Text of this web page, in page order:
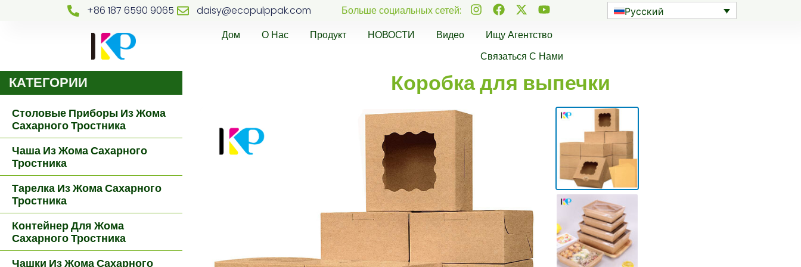
+86 187 6590 9065 daisy@ecopulppak.com Больше социальных сетей: Русский
Дом О Нас Продукт НОВОСТИ Видео
Ищу Агентство
Связаться С Нами
КАТЕГОРИИ
Столовые Приборы Из Жома
Сахарного Тростника
Чаша Из Жома Сахарного
Тростника
Тарелка Из Жома Сахарного
Тростника
Контейнер Для Жома
Сахарного Тростника
Чашки Из Жома Сахарного
Коробка для выпечки